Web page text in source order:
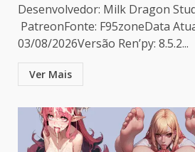
Desenvolvedor: Milk Dragon
PatreonFonte: F95zoneData
03/08/2026Versão Ren’py: 8.5.2...
Ver Mais